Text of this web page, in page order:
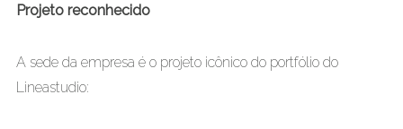
Projeto reconhecido
A sede da empresa é o projeto icônico do portfólio do
Lineastudio: